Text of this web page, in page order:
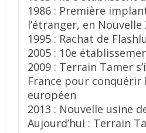
1986 : Première
l’étranger, en Nouvelle
1995 : Rachat de
2005 : 10e
2009 : Terrain Tamer
France pour conquérir
européen
2013 : Nouvelle usine
Aujourd’hui : Terrain